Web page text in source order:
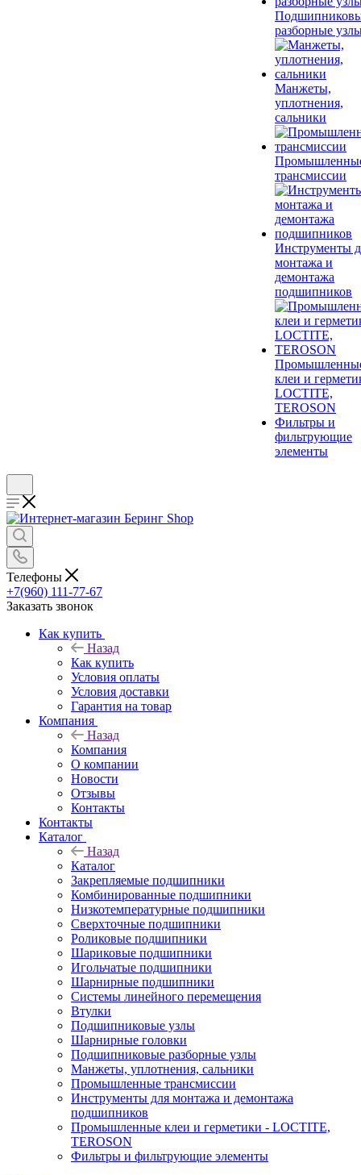
разборные
Манжеты,
уплотнения,
сальники
трансмиссии
Инструменты
монтажа и
демонтажа
подшипников
клеи и
LOCTITE,
TEROSON
Фильтры и
фильтрующие
элементы
Телефоны
+7(960) 111-77-67
Заказать звонок
Как купить
Назад
Как купить
Условия оплаты
Условия доставки
Гарантия на товар
Компания
Назад
Компания
О компании
Новости
Отзывы
Контакты
Контакты
Каталог
Назад
Каталог
Закрепляемые подшипники
Комбинированные подшипники
Низкотемпературные подшипники
Сверхточные подшипники
Роликовые подшипники
Шариковые подшипники
Игольчатые подшипники
Шарнирные подшипники
Системы линейного перемещения
Втулки
Подшипниковые узлы
Шарнирные головки
Подшипниковые разборные узлы
Манжеты, уплотнения, сальники
Промышленные трансмиссии
Инструменты для монтажа и демонтажа
подшипников
Промышленные клеи и герметики - LOCTITE,
TEROSON
Фильтры и фильтрующие элементы